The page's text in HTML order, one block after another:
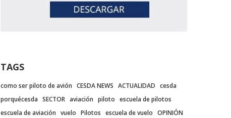
TAGS
como ser piloto de avión CESDA NEWS ACTUALIDAD cesda
porquécesda SECTOR aviación piloto escuela de pilotos
escuela de aviación vuelo Pilotos escuela de vuelo OPINIÓN